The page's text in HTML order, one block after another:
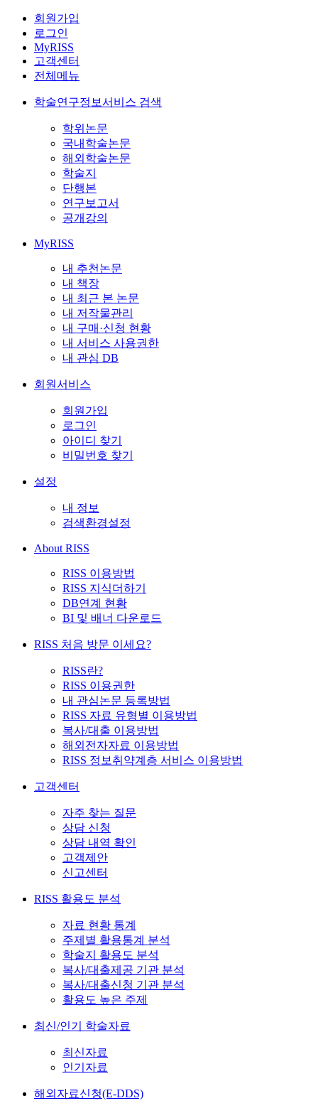
회원가입
로그인
MyRISS
고객센터
전체메뉴
학술연구정보서비스 검색
학위논문
국내학술논문
해외학술논문
학술지
단행본
연구보고서
공개강의
MyRISS
내 추천논문
내 책장
내 최근 본 논문
내 저작물관리
내 구매·신청 현황
내 서비스 사용권한
내 관심 DB
회원서비스
회원가입
로그인
아이디 찾기
비밀번호 찾기
설정
내 정보
검색환경설정
About RISS
RISS 이용방법
RISS 지식더하기
DB연계 현황
BI 및 배너 다운로드
RISS 처음 방문 이세요?
RISS란?
RISS 이용권한
내 관심논문 등록방법
RISS 자료 유형별 이용방법
복사/대출 이용방법
해외전자자료 이용방법
RISS 정보취약계층 서비스 이용방법
고객센터
자주 찾는 질문
상담 신청
상담 내역 확인
고객제안
신고센터
RISS 활용도 분석
자료 현황 통계
주제별 활용통계 분석
학술지 활용도 분석
복사/대출제공 기관 분석
복사/대출신청 기관 분석
활용도 높은 주제
최신/인기 학술자료
최신자료
인기자료
해외자료신청(E-DDS)